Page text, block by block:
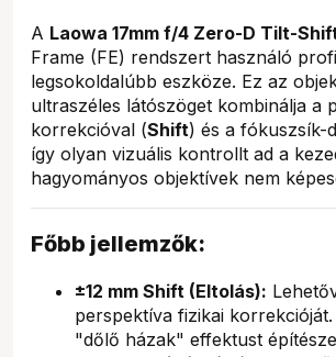
A Laowa 17mm f/4 Zero-D Tilt-
Frame (FE) rendszert használó
legsokoldalúbb eszköze. Ez az
ultraszéles látószöget kombinálja a
korrekcióval (Shift) és a fókuszsík-
így olyan vizuális kontrollt ad a
hagyományos objektívek nem
Főbb jellemzők:
±12 mm Shift (Eltolás):
perspektíva fizikai
"dőlő házak" effektust